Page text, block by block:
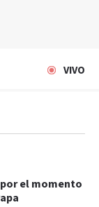
VIVO
el momento